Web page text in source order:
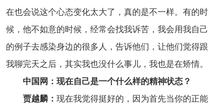
在也会说这个心态变化太大了，真的是不一样。有的时
候，他不如意的时候，经常会找我诉苦，我会用我自己
的例子去感染身边的很多人，告诉他们，让他们觉得跟
我聊完天之后，其实我也没什么事儿，我也是在矫情。
中国网：现在自己是一个什么样的精神状态？
贾越麟： 现在我觉得挺好的，因为首先当你的正能